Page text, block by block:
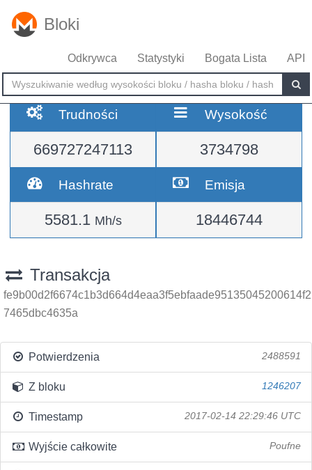
Bloki
Odkrywca Statystyki Bogata Lista API
Trudności
669727247113
Wysokość
3734798
Hashrate
5581.1 Mh/s
Emisja
18446744
Transakcja
fe9b00d2f6674c1b3d664d4eaa3f5ebfaade95135045200614f2
7465dbc4635a
Potwierdzenia 2488591
Z bloku 1246207
Timestamp 2017-02-14 22:29:46 UTC
Wyjście całkowite Poufne